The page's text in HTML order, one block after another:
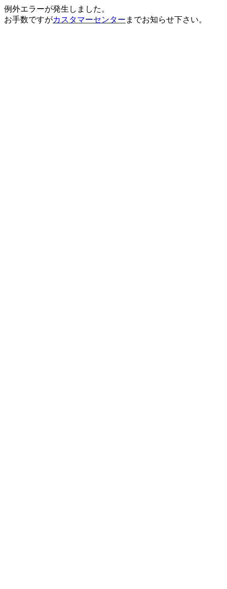
例外エラーが発生しました。
お手数ですがカスタマーセンター までお知らせ下さい。